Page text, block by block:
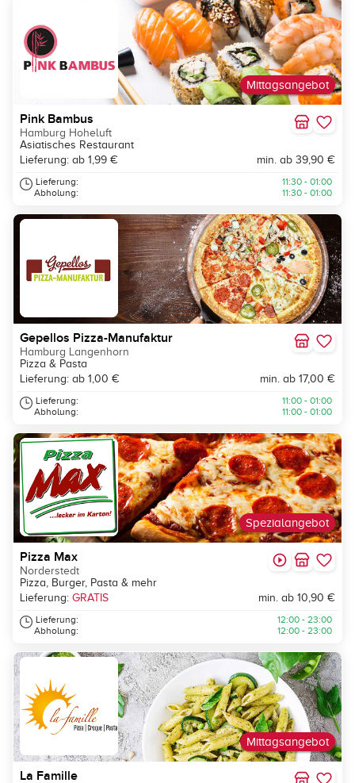
Mittagsangebot
Pink Bambus
Hamburg Hoheluft
Asiatisches Restaurant
Lieferung: ab 1,99 €
min. ab 39,90 €
Lieferung:
Abholung:
11:30 - 01:00
11:30 - 01:00
Gepellos Pizza-Manufaktur
Hamburg Langenhorn
Pizza & Pasta
Lieferung: ab 1,00 €
min. ab 17,00 €
Lieferung:
Abholung:
11:00 - 01:00
11:00 - 01:00
Spezialangebot
Pizza Max
Norderstedt
Pizza, Burger, Pasta & mehr
Lieferung: GRATIS min. ab 10,90 €
Lieferung:
Abholung:
12:00 - 23:00
12:00 - 23:00
Mittagsangebot
La Famille